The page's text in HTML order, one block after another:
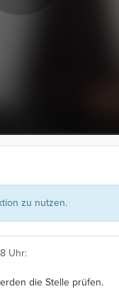
zu nutzen.
Uhr:
die Stelle prüfen.